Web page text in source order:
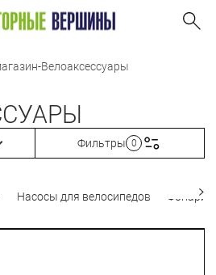
-Велоаксессуары
Фильтры 0
Насосы для велосипедов Фонари